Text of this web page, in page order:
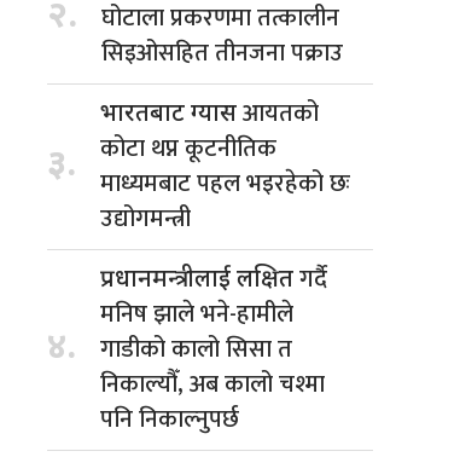
२.
घोटाला प्रकरणमा तत्कालीन
सिइओसहित तीनजना पक्राउ
३.
भारतबाट ग्यासआयतको
कोटा थप्न कूटनीतिक
माध्यमबाट पहल भइरहेको छः
उद्योगमन्त्री
४.
प्रधानमन्त्रीलाई लक्षितगर्दै
मनिष झाले भने-हामीले
गाडीको कालो सिसा त
निकाल्यौँ, अब कालो चश्मा
पनि निकाल्नुपर्छ